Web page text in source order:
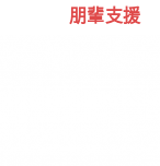
朋輩支援